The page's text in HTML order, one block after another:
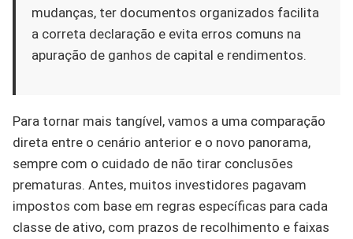
mudanças, ter documentos organizados facilita
a correta declaração e evita erros comuns na
apuração de ganhos de capital e rendimentos.
Para tornar mais tangível, vamos a uma comparação
direta entre o cenário anterior e o novo panorama,
sempre com o cuidado de não tirar conclusões
prematuras. Antes, muitos investidores pagavam
impostos com base em regras específicas para cada
classe de ativo, com prazos de recolhimento e faixas